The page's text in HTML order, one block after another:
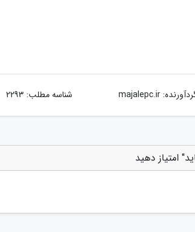
majalepc.ir شناسه مطلب: 2293
امتیاز دهید